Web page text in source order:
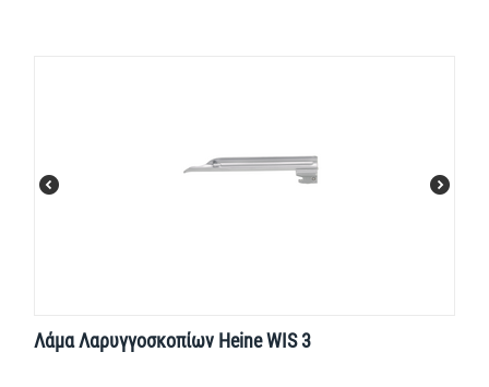
Λάμα Λαρυγγοσκοπίων Heine WIS 3